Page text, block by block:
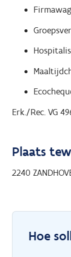
Erk./Rec. VG
Plaats
2240
Hoe